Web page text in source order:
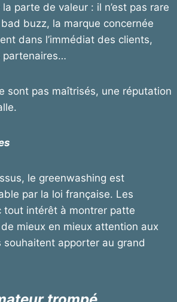
parte de valeur : il n’est pas rare
bad buzz, la marque concernée
dans l’immédiat des clients,
partenaires…
sont pas maîtrisés, une réputation
le greenwashing est
par la loi française. Les
tout intérêt à montrer patte
mieux en mieux attention aux
souhaitent apporter au grand